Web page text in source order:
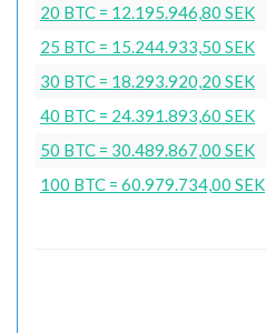
20 BTC = 12.195.946,80 SEK
25 BTC = 15.244.933,50 SEK
30 BTC = 18.293.920,20 SEK
40 BTC = 24.391.893,60 SEK
50 BTC = 30.489.867,00 SEK
100 BTC = 60.979.734,00 SEK